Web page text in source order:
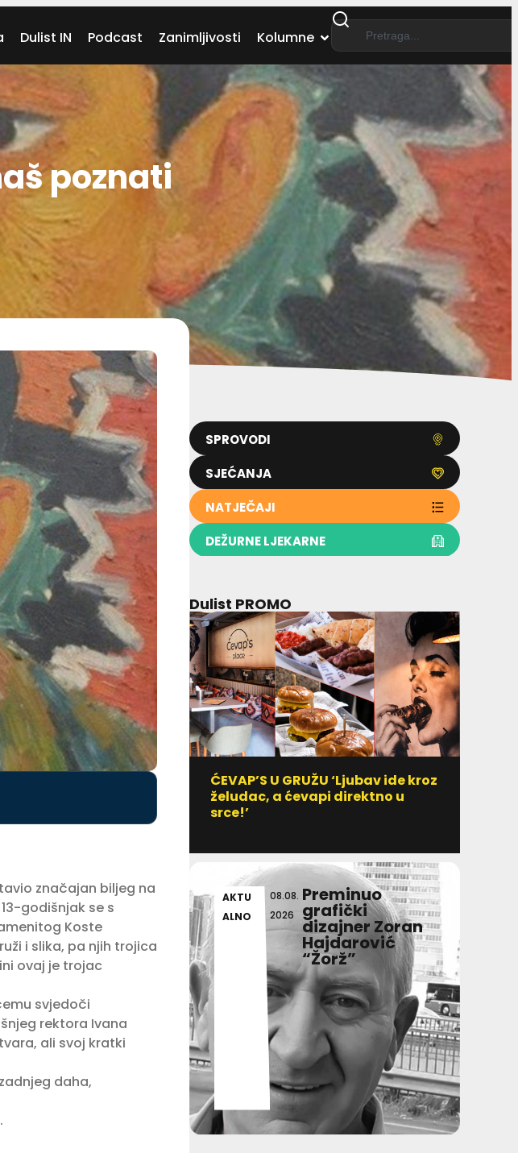
Dulist IN Podcast Zanimljivosti Kolumne
poznati
značajan biljeg na
godišnjak se s
Koste
i slika, pa njih trojica
ovaj je trojac
svjedoči
rektora Ivana
ali svoj kratki
daha,
SPROVODI
SJEĆANJA
NATJEČAJI
DEŽURNE LJEKARNE
Dulist PROMO
ĆEVAP’S U GRUŽU ‘Ljubav ide kroz
želudac, a ćevapi direktno u
srce!’
AKTU
ALNO
08.08.
2026
Preminuo
grafički
dizajner Zoran
Hajdarović
“Žorž”